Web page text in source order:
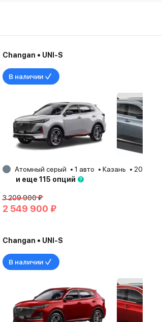
2025
Changan • UNI-S
В наличии
Атомный серый 1 авто Казань
2025
и еще 115 опций
3 209 900 ₽
2 549 900 ₽
Changan • UNI-S
В наличии